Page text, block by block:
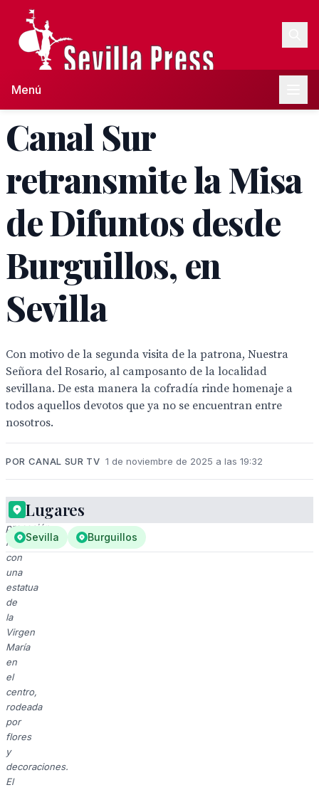
Menú
Canal Sur
retransmite la Misa
de Difuntos desde
Burguillos, en
Sevilla
Con motivo de la segunda visita de la patrona, Nuestra
Señora del Rosario, al camposanto de la localidad
sevillana. De esta manera la cofradía rinde homenaje a
todos aquellos devotos que ya no se encuentran entre
nosotros.
POR CANAL SUR TV 1 de noviembre de 2025 a las 19:32
Una
procesión
religiosa
con
una
estatua
de
la
Virgen
María
en
el
centro,
rodeada
por
flores
y
decoraciones.
El
Lugares
Sevilla Burguillos